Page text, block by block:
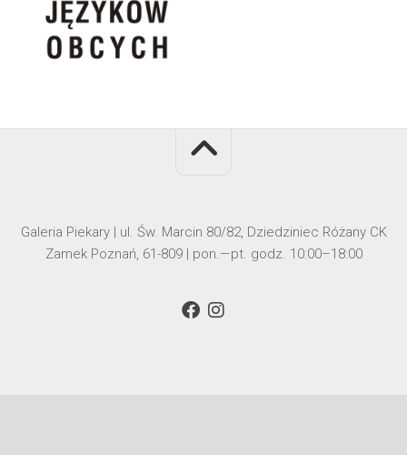
Galeria Piekary | ul. Św. Marcin 80/82, Dziedziniec Różany CK
Zamek Poznań, 61-809 | pon.—pt. godz. 10:00–18:00